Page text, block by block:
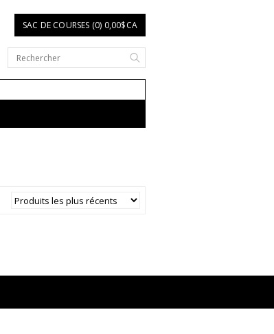
SAC DE COURSES (0) 0,00$CA